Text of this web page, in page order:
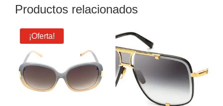
Productos relacionados
¡Oferta!